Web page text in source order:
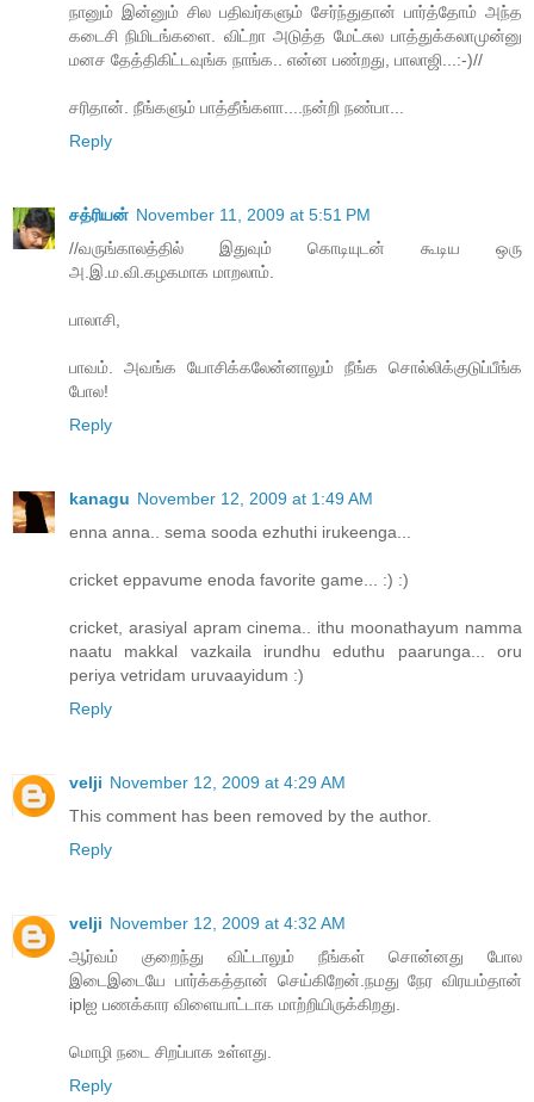
நானும் இன்னும் சில பதிவர்களும் சேர்ந்துதான் பார்த்தோம் அந்த
கடைசி நிமிடங்களை. விட்றா அடுத்த மேட்சுல பாத்துக்கலாமுன்னு
மனச தேத்திகிட்டவுங்க நாங்க.. என்ன பண்றது, பாலாஜி...:-)//
சரிதான். நீங்களும் பாத்தீங்களா....நன்றி நண்பா...
Reply
சத்ரியன் November 11, 2009 at 5:51 PM
//வருங்காலத்தில் இதுவும் கொடியுடன் கூடிய ஒரு
அ.இ.ம.வி.கழகமாக மாறலாம்.
பாலாசி,
பாவம். அவங்க யோசிக்கலேன்னாலும் நீங்க சொல்லிக்குடுப்பீங்க
போல!
Reply
kanagu November 12, 2009 at 1:49 AM
enna anna.. sema sooda ezhuthi irukeenga...
cricket eppavume enoda favorite game... :) :)
cricket, arasiyal apram cinema.. ithu moonathayum namma
naatu makkal vazkaila irundhu eduthu paarunga... oru
periya vetridam uruvaayidum :)
Reply
velji November 12, 2009 at 4:29 AM
This comment has been removed by the author.
Reply
velji November 12, 2009 at 4:32 AM
ஆர்வம் குறைந்து விட்டாலும் நீங்கள் சொன்னது போல
இடைஇடையே பார்க்கத்தான் செய்கிறேன்.நமது நேர விரயம்தான்
iplஐ பணக்கார விளையாட்டாக மாற்றியிருக்கிறது.
மொழி நடை சிறப்பாக உள்ளது.
Reply